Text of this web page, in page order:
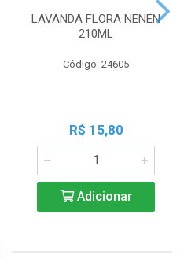
LAVANDA FLORA NENEN
210ML
Código: 24605
R$ 15,80
Adicionar